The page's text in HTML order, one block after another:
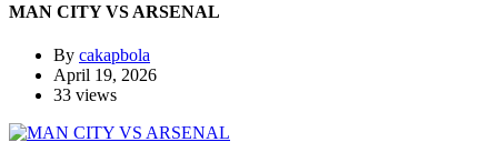
MAN CITY VS ARSENAL
By cakapbola
April 19, 2026
33 views